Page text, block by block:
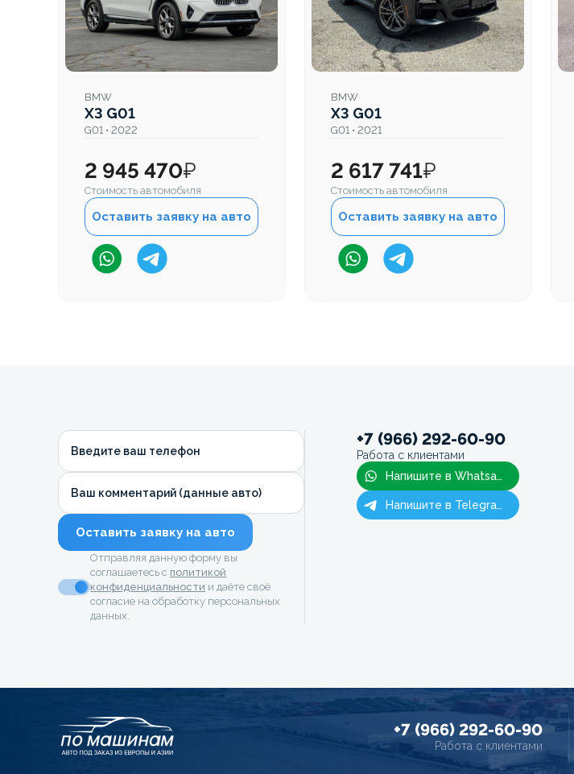
BMW
X3 G01
G01 • 2022
2 945 470₽
Стоимость автомобиля
Оставить заявку на авто
BMW
X3 G01
G01 • 2021
2 617 741₽
Стоимость автомобиля
Оставить заявку на авто
Введите ваш телефон
Ваш комментарий (данные авто)
Оставить заявку на авто
Отправляя данную форму вы
соглашаетесь с политикой
конфиденциальности и даёте своё
согласие на обработку персональных
данных.
+7 (966) 292-60-90
Работа с клиентами
Напишите в Whatsapp
Напишите в Telegram
+7 (966) 292-60-90
Работа с клиентами